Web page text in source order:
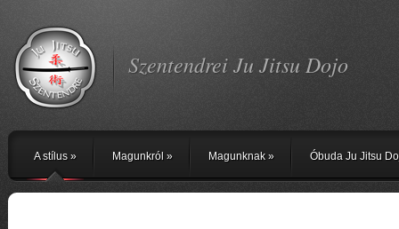
Szentendrei Ju Jitsu Dojo
A stílus» Magunkról » Magunknak» Óbuda Ju Jitsu